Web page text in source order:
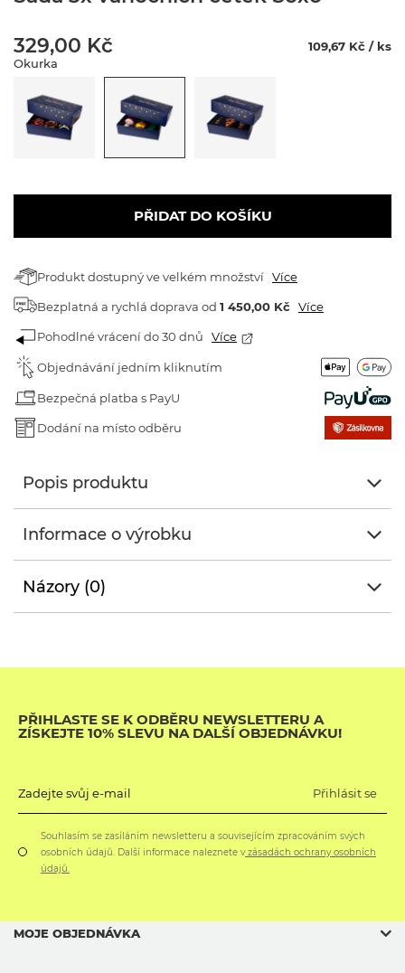
329,00 Kč
109,67 Kč / ks
Okurka
PŘIDAT DO KOŠÍKU
Produkt dostupný ve velkém množství Více
Bezplatná a rychlá doprava od 1 450,00 Kč Více
Pohodlné vrácení do 30 dnů Více
Objednávání jedním kliknutím
Bezpečná platba s PayU
Dodání na místo odběru
Popis produktu
Informace o výrobku
Názory (0)
PŘIHLASTE SE K ODBĚRU NEWSLETTERU A
ZÍSKEJTE 10% SLEVU NA DALŠÍ OBJEDNÁVKU!
Zadejte svůj e-mail Přihlásit se
Souhlasím se zasíláním newsletteru a souvisejícím zpracováním svých
osobních údajů. Další informace naleznete vzásadách ochrany osobních
údajů.
MOJE OBJEDNÁVKA